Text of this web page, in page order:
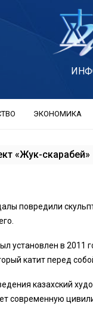
ЭКОНОМИКА
«Жук-скарабей»
повредили
установлен в 2011
катит перед
казахский
современную